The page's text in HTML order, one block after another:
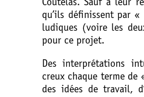
Coutelas. Sauf à leur
qu’ils définissent par
ludiques (voire les
pour ce projet.
Des interprétations
creux chaque terme
des idées de travail,